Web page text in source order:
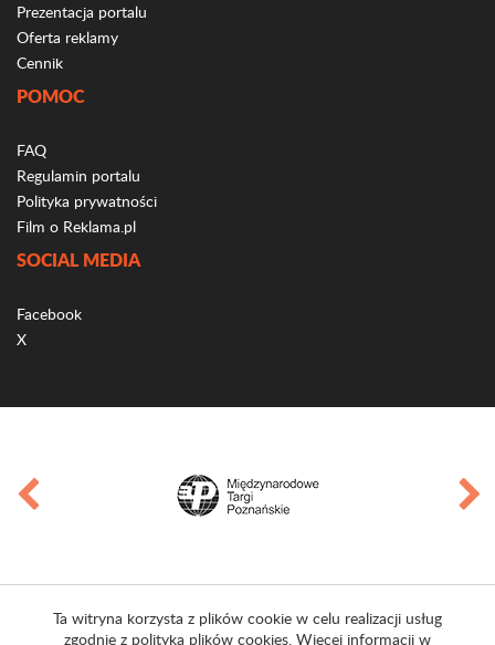
Prezentacja portalu
Oferta reklamy
Cennik
POMOC
FAQ
Regulamin portalu
Polityka prywatności
Film o Reklama.pl
SOCIAL MEDIA
Facebook
X
Ta witryna korzysta z plików cookie w celu realizacji usług
zgodnie z polityką plików cookies. Więcej informacji w